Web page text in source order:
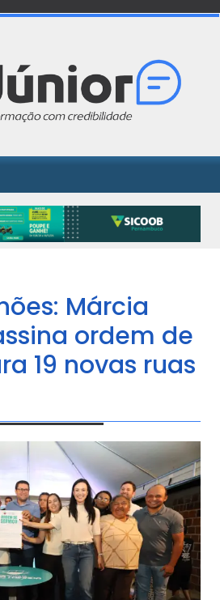
Márcia
ordem de
19 novas ruas